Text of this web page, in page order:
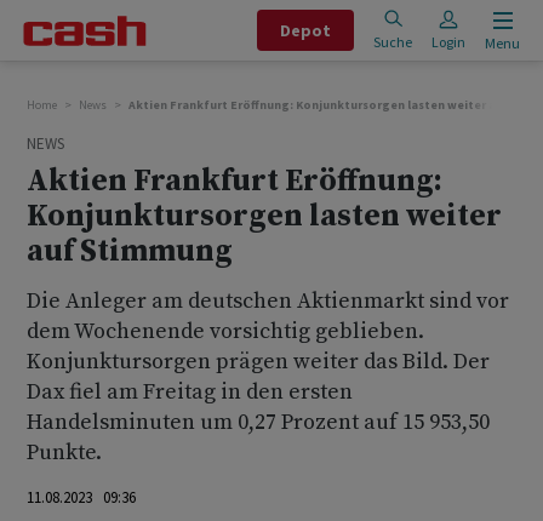
Depot
Suche Login Menu
Home News Aktien Frankfurt Eröffnung: Konjunktursorgen lasten weiter auf
NEWS
Aktien Frankfurt Eröffnung:
Konjunktursorgen lasten weiter
auf Stimmung
Die Anleger am deutschen Aktienmarkt sind vor
dem Wochenende vorsichtig geblieben.
Konjunktursorgen prägen weiter das Bild. Der
Dax fiel am Freitag in den ersten
Handelsminuten um 0,27 Prozent auf 15 953,50
Punkte.
11.08.2023 09:36